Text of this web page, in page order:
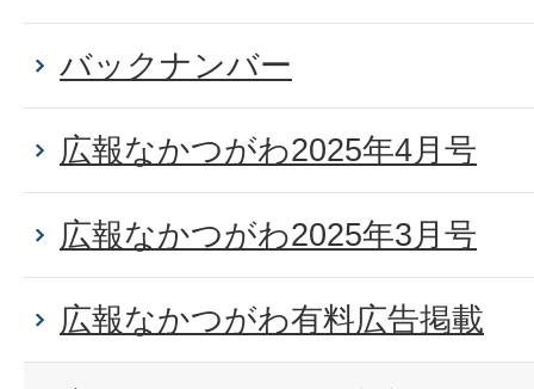
バックナンバー
広報なかつがわ2025年4月号
広報なかつがわ2025年3月号
広報なかつがわ有料広告掲載